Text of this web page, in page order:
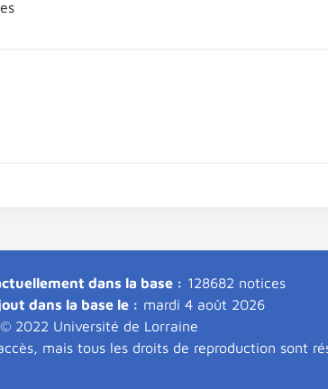
dans la base : 128682 notices
dans la base le : mardi 4 août 2026
© 2022 Université de Lorraine
mais tous les droits de reproduction sont